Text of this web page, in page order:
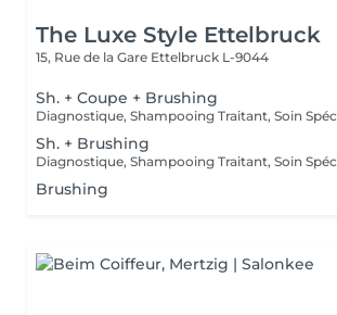
The Luxe Style Ettelbruck
15, Rue de la Gare Ettelbruck L-9044
Sh. + Coupe + Brushing
Sh. + Brushing
Brushing